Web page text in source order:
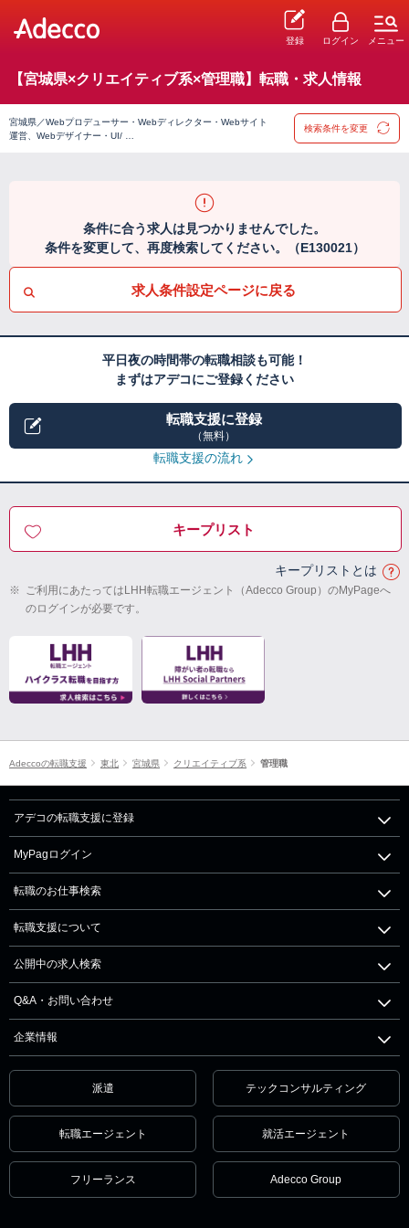
登録 ログイン メニュー
【宮城県×クリエイティブ系×管理職】転職・求人情報
宮城県／Webプロデューサー・Webディレクター・Webサイト
運営、Webデザイナー・UI/ …
検索条件を変更
条件に合う求人は見つかりませんでした。
条件を変更して、再度検索してください。（E130021）
求人条件設定ページに戻る
平日夜の時間帯の転職相談も可能！
まずはアデコにご登録ください
転職支援に登録
（無料）
転職支援の流れ
キープリスト
キープリストとは
※ ご利用にあたってはLHH転職エージェント（Adecco Group）のMyPageへ
のログインが必要です。
Adeccoの転職支援 東北 宮城県 クリエイティブ系 管理職
アデコの転職支援に登録
MyPagログイン
転職のお仕事検索
転職支援について
公開中の求人検索
Q&A・お問い合わせ
企業情報
派遣 テックコンサルティング
転職エージェント 就活エージェント
フリーランス Adecco Group